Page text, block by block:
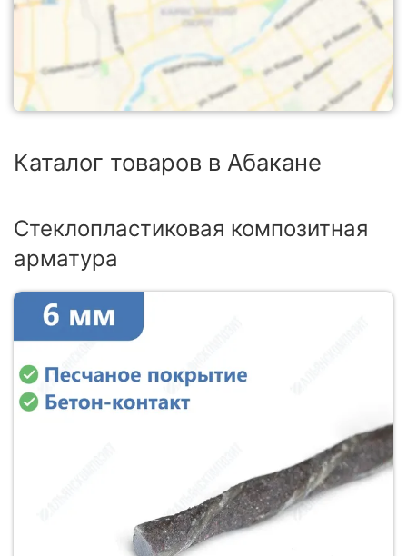
Каталог товаров в Абакане
Стеклопластиковая композитная
арматура